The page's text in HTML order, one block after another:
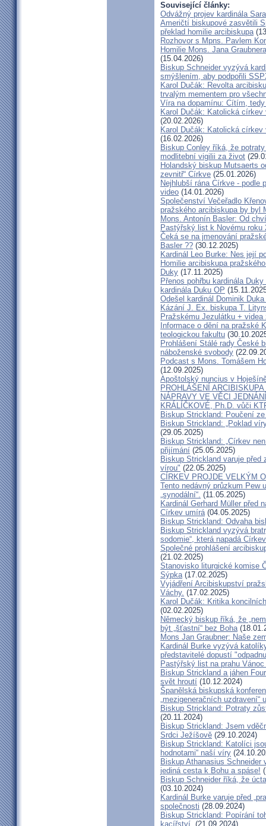
Související články:
Odvážný projev kardinála
Američtí biskupové zasvětili
překlad homilie arcibiskupa
Rozhovor s Mpns. Pavlem
Homilie Mons. Jana
(15.04.2026)
Biskup Schneider vyzývá
smýšlením, aby podpořili
Karol Dučák: Revolta
trvalým mementem pro
Víra na dopamínu: Cítím,
Karol Dučák: Katolická
(20.02.2026)
Karol Dučák: Katolická
(16.02.2026)
Biskup Conley říká, že
modlitební vigilii za život
Holandský biskup Mutsaerts
zevnitř“ Církve (25.01.2026)
Nejhlubší rána Církve - podle
video (14.01.2026)
Společenství Večeřadlo
pražského arcibiskupa by byl
Mons. Antonín Basler: Od
Pastýřský list k Novému roku
Čeká se na jmenování
Basler ?? (30.12.2025)
Kardinál Leo Burke: Nes její
Homilie arcibiskupa
Duky (17.11.2025)
Přenos pohřbu kardinála
kardinála Duku OP
Odešel kardinál Dominik
Kázání J. Ex. biskupa T.
Pražskému Jezulátku + videa
Informace o dění na pražské
teologickou fakultu
Prohlášení Stálé rady České
náboženské svobody
Podcast s Mons. Tomášem
(12.09.2025)
Apoštolský nuncius v
PROHLÁŠENÍ
NÁPRAVY VE VĚCI
KRÁLÍČKOVÉ, Ph.D. vůči
Biskup Strickland: Poučení
Biskup Strickland: „Poklad
(29.05.2025)
Biskup Strickland: „Církev
přijímání (25.05.2025)
Biskup Strickland varuje
vírou" (22.05.2025)
CÍRKEV PROJDE VELKÝM
Tento nedávný průzkum Pew
„synodální“. (11.05.2025)
Kardinál Gerhard Müller před
Církev umírá(04.05.2025)
Biskup Strickland: Odvaha
Biskup Strickland vyzývá
sodomie“, která napadá Církev
Společné prohlášení
(21.02.2025)
Stanovisko liturgické komise
Sýpka(17.02.2025)
Vyjádření Arcibiskupství
Váchy. (17.02.2025)
Karol Dučák: Kritika
(02.02.2025)
Německý biskup říká, že
být „šťastní“ bez Boha
Mons Jan Graubner: Naše
Kardinál Burke vyzývá
představitelé dopustí
Pastýřský list na prahu
Biskup Strickland a jáhen
svět hroutí (10.12.2024)
Španělská biskupská
„mezigeneračních
Biskup Strickland: Potraty
(20.11.2024)
Biskup Strickland: Jsem
Srdci Ježíšově (29.10.2024)
Biskup Strickland: Katolíci
hodnotami“ naší víry
Biskup Athanasius
jediná cesta k Bohu a spáse!
Biskup Schneider říká, že
(03.10.2024)
Kardinál Burke varuje před
společnosti (28.09.2024)
Biskup Strickland: Popírání
kacířství. (21.09.2024)